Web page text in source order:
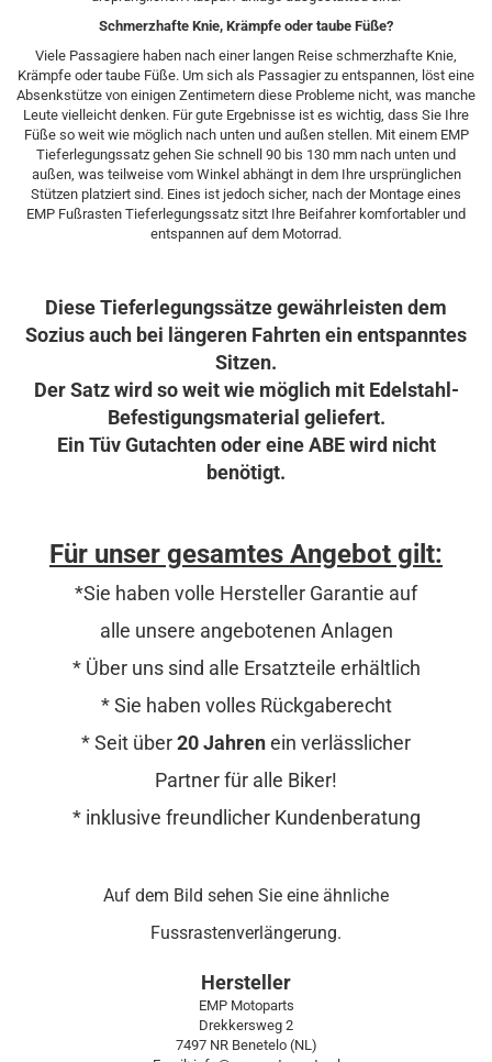
Schmerzhafte Knie, Krämpfe oder taube Füße?
Viele Passagiere haben nach einer langen Reise schmerzhafte Knie,
Krämpfe oder taube Füße. Um sich als Passagier zu entspannen, löst eine
Absenkstütze von einigen Zentimetern diese Probleme nicht, was manche
Leute vielleicht denken. Für gute Ergebnisse ist es wichtig, dass Sie Ihre
Füße so weit wie möglich nach unten und außen stellen. Mit einem EMP
Tieferlegungssatz gehen Sie schnell 90 bis 130 mm nach unten und
außen, was teilweise vom Winkel abhängt in dem Ihre ursprünglichen
Stützen platziert sind. Eines ist jedoch sicher, nach der Montage eines
EMP Fußrasten Tieferlegungssatz sitzt Ihre Beifahrer komfortabler und
entspannen auf dem Motorrad.​
Diese Tieferlegungssätze gewährleisten dem
Sozius auch bei längeren Fahrten ein entspanntes
Sitzen.
Der Satz wird so weit wie möglich mit Edelstahl-
Befestigungsmaterial geliefert.
Ein Tüv Gutachten oder eine ABE wird nicht
benötigt.
Für unser gesamtes Angebot gilt:
*Sie haben volle Hersteller Garantie auf
alle unsere angebotenen Anlagen
* Über uns sind alle Ersatzteile erhältlich
* Sie haben volles Rückgaberecht
* Seit über20 Jahrenein verlässlicher
Partner für alle Biker!
* inklusive freundlicher Kundenberatung
Auf dem Bild sehen Sie eine ähnliche
Fussrastenverlängerung.
Hersteller
EMP Motoparts
Drekkersweg 2
7497 NR Benetelo (NL)